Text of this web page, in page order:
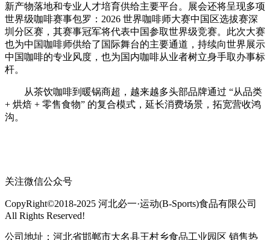
新产物落地和专业人才培育供给主要平台。展会还将呈现多项
世界级咖啡赛事包罗：2026 世界咖啡师大赛中国区选拔赛深
圳分区赛，其赛事冠军将代表中国参取世界级竞赛。此次大赛
也为中国咖啡师供给了国际舞台的主要通道，持续向世界展示
中国咖啡的专业风度，也为国内咖啡从业者树立身手取办事标
杆。
从茶饮咖啡到暖锅商超，越来越多头部品牌通过 “从品类
+ 烘焙 + 零售食物” 的复合模式，延长消费场景，拓宽营收鸿
沟。
关注微信公众号
CopyRight©2018-2025 河北必一·运动(B-Sports)食品有限公司
All Rights Reserved!
公司地址：河北省邯郸市大名县王村乡食品工业园区 销售热